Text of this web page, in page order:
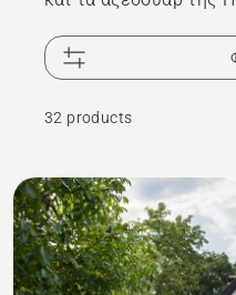
32 products
Όλα
τα
προϊόντα